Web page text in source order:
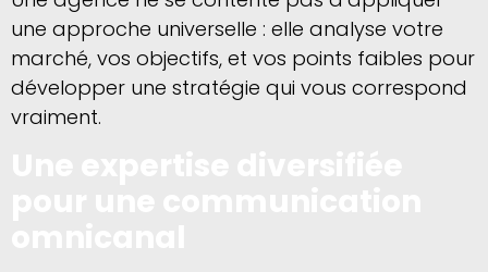
une approche universelle : elle analyse votre
marché, vos objectifs, et vos points faibles pour
développer une stratégie qui vous correspond
vraiment.